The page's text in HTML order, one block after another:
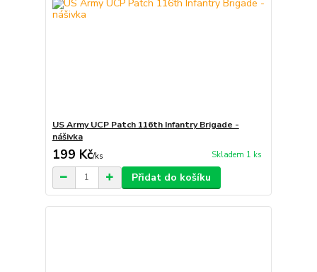
US Army UCP Patch 116th Infantry Brigade -
nášivka
199 Kč/ks Skladem 1 ks
Přidat do košíku